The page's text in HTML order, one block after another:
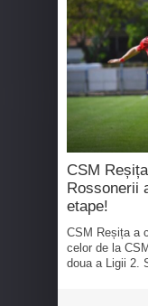
CSM
Rossonerii
etape!
CSM Reșița a
celor de la
doua a Ligii 2.